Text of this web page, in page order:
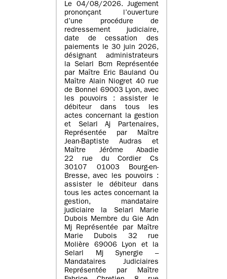
Le 04/08/2026. Jugement
prononçant l’ouverture
d’une procédure de
redressement judiciaire,
date de cessation des
paiements le 30 juin 2026,
désignant administrateurs
la Selarl Bcm Représentée
par Maître Eric Bauland Ou
Maître Alain Niogret 40 rue
de Bonnel 69003 Lyon, avec
les pouvoirs : assister le
débiteur dans tous les
actes concernant la gestion
et Selarl Aj Partenaires,
Représentée par Maître
Jean-Baptiste Audras et
Maître Jérôme Abadie
22 rue du Cordier Cs
30107 01003 Bourg-en-
Bresse, avec les pouvoirs :
assister le débiteur dans
tous les actes concernant la
gestion, mandataire
judiciaire la Selarl Marie
Dubois Membre du Gie Adn
Mj Représentée par Maître
Marie Dubois 32 rue
Molière 69006 Lyon et la
Selarl Mj Synergie –
Mandataires Judiciaires
Représentée par Maître